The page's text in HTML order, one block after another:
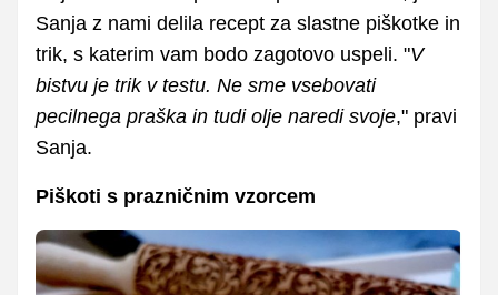
Sanja z nami delila recept za slastne piškotke in
trik, s katerim vam bodo zagotovo uspeli. "V
bistvu je trik v testu. Ne sme vsebovati
pecilnega praška in tudi olje naredi svoje," pravi
Sanja.
Piškoti s prazničnim vzorcem